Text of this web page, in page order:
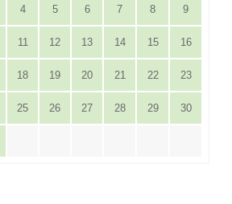
4 5 6 7 8 9
11 12 13 14 15 16
18 19 20 21 22 23
25 26 27 28 29 30